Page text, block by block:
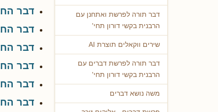
דבר תורה לפרשת ואתחנן עם
הרבנית בקשי דורון תחי'
שירים ווקאלים תוצרת AI
דבר תורה לפרשת דברים עם
הרבנית בקשי דורון תחי'
משה נושא דברים
דבר
דבר
דבר
דבר
דבר
דבר